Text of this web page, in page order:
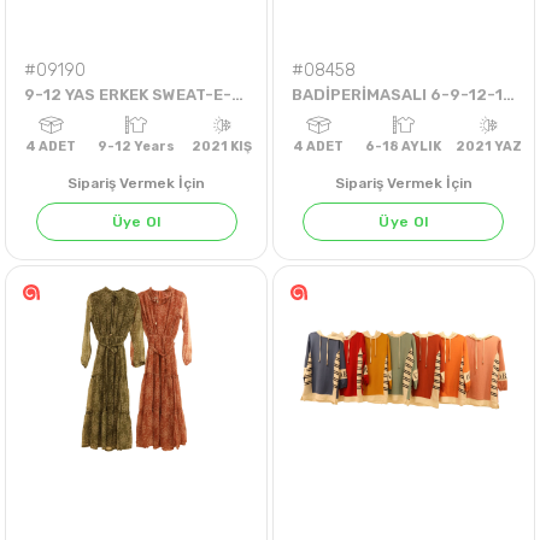
#09190
9-12 YAS ERKEK SWEAT-E-543-2İP
9-12 Years
Sipariş Vermek İçin
Üye Ol
#08458
BADİPERİMASALI 6-9-12-18 AYLIK ÇİLEKLI BADİ
4ADET 6-18 AYLIK
Sipariş Vermek İçin
Üye Ol